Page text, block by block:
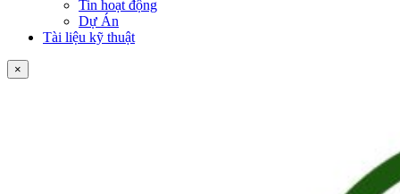
Tin hoạt động
Dự Án
Tài liệu kỹ thuật
×